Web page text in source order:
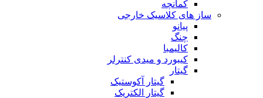
کمانچه
ساز های کلاسیک خارجی
پیانو
چنگ
کالیمبا
کیبورد و میدی کنترلر
گیتار
گیتار آکوستیک
گیتار الکتریک